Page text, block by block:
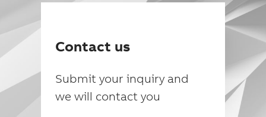
Contact us
Submit your inquiry and
we will contact you